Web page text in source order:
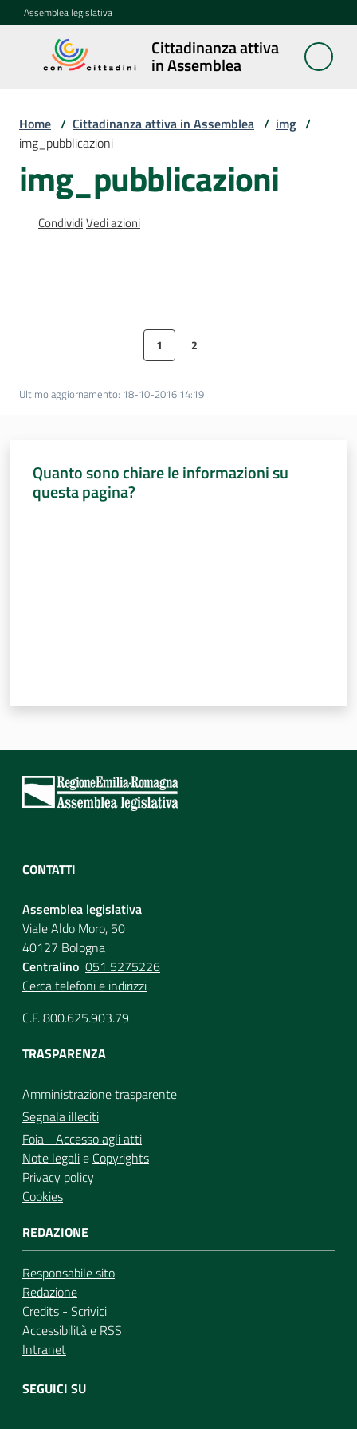
Vai al contenuto
Vai alla navigazione
Vai al footer
Assemblea legislativa
Cittadinanza attiva
in Assemblea
Cittadinanza
attiva in
Concittadini
aperte
sulla
memoria
Seguici
Assemblea
Attività
Per i media
Per i cittadini
Home / Cittadinanza attiva in Assemblea / img /
img_pubblicazioni
img_pubblicazioni
CondividiVedi azioni
Pagina precedente
Pagina
1 Pagina
2
Ultimo aggiornamento: 18-10-2016 14:19
Quanto sono chiare le informazioni su
questa pagina?
CONTATTI
Assemblea legislativa
Viale Aldo Moro, 50
40127 Bologna
Centralino 051 5275226
Cerca telefoni e indirizzi
C.F. 800.625.903.79
TRASPARENZA
Amministrazione trasparente
Segnala illeciti
Foia - Accesso agli atti
Note legalie Copyrights
Privacy policy
Cookies
REDAZIONE
Responsabile sito
Redazione
Credits - Scrivici
Accessibilitàe RSS
Intranet
SEGUICI SU